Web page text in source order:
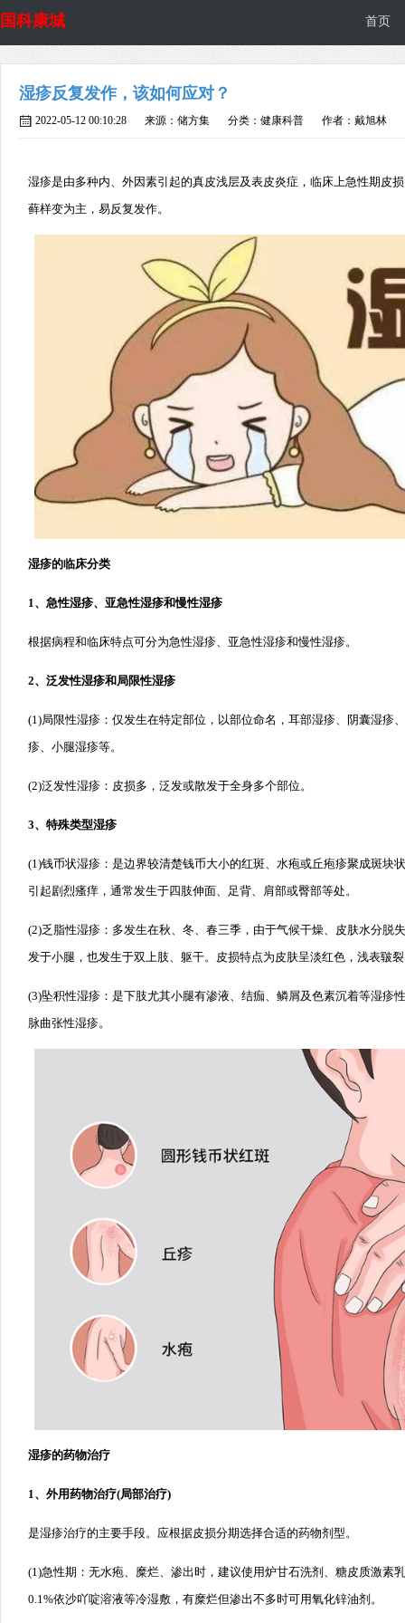
国科康城 首页
湿疹反复发作，该如何应对？
2022-05-12 00:10:28 来源：储方集 分类：健康科普 作者：戴旭林
湿疹是由多种内、外因素引起的真皮浅层及表皮炎症，临床上急性期皮
藓样变为主，易反复发作。
湿疹的临床分类
1、急性湿疹、亚急性湿疹和慢性湿疹
根据病程和临床特点可分为急性湿疹、亚急性湿疹和慢性湿疹。
2、泛发性湿疹和局限性湿疹
(1)局限性湿疹：仅发生在特定部位，以部位命名，耳部湿疹、阴囊湿疹
疹、小腿湿疹等。
(2)泛发性湿疹：皮损多，泛发或散发于全身多个部位。
3、特殊类型湿疹
(1)钱币状湿疹：是边界较清楚钱币大小的红斑、水疱或丘疱疹聚成斑块
引起剧烈瘙痒，通常发生于四肢伸面、足背、肩部或臀部等处。
(2)乏脂性湿疹：多发生在秋、冬、春三季，由于气候干燥、皮肤水分脱
发于小腿，也发生于双上肢、躯干。皮损特点为皮肤呈淡红色，浅表皲
(3)坠积性湿疹：是下肢尤其小腿有渗液、结痂、鳞屑及色素沉着等湿疹
脉曲张性湿疹。
湿疹的药物治疗
1、外用药物治疗(局部治疗)
是湿疹治疗的主要手段。应根据皮损分期选择合适的药物剂型。
(1)急性期：无水疱、糜烂、渗出时，建议使用炉甘石洗剂、糖皮质激素
0.1%依沙吖啶溶液等冷湿敷，有糜烂但渗出不多时可用氧化锌油剂。